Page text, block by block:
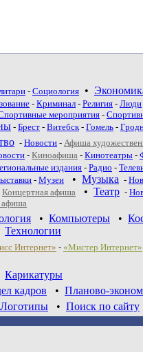
- Социология •
- Криминал - Религия - Люди
мероприятия -
- Брест - Витебск- Гомель -
- Новости - Афиша
- Киноафиша - Кинотеатры -
издания - Радио -
- Музеи • Музыка -
Концертная афиша • Театр -
афиша
• Компьютеры •
Технологии
Интернет» - «Мистер Интернет»
Карикатуры
кадров • Планово-
Логотипы • Поиск по сайту